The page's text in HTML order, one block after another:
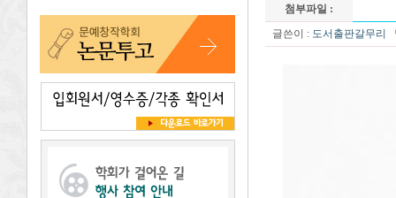
첨부파일 :
글쓴이 : 도서출판갈무리